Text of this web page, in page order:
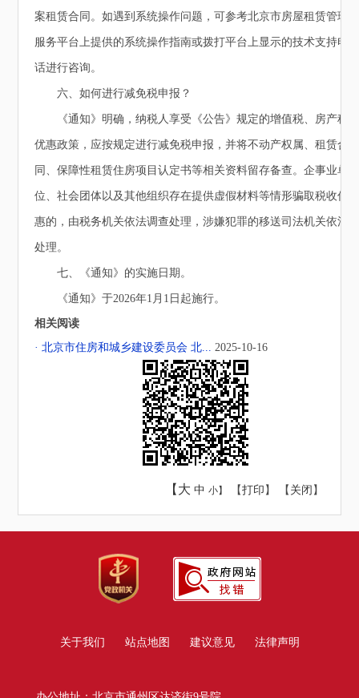
案租赁合同。如遇到系统操作问题，可参考北京市房屋租赁管理
服务平台上提供的系统操作指南或拨打平台上显示的技术支持电
话进行咨询。
六、如何进行减免税申报？
《通知》明确，纳税人享受《公告》规定的增值税、房产税
优惠政策，应按规定进行减免税申报，并将不动产权属、租赁合
同、保障性租赁住房项目认定书等相关资料留存备查。企事业单
位、社会团体以及其他组织存在提供虚假材料等情形骗取税收优
惠的，由税务机关依法调查处理，涉嫌犯罪的移送司法机关依法
处理。
七、《通知》的实施日期。
《通知》于2026年1月1日起施行。
相关阅读
· 北京市住房和城乡建设委员会 北...2025-10-16
【大 中 小】 【打印 】 【 关闭 】
关于我们 站点地图 建议意见 法律声明